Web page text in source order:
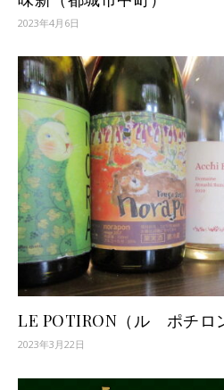
2023年4月6日
LE POTIRON（ル ポチロ
2023年3月22日